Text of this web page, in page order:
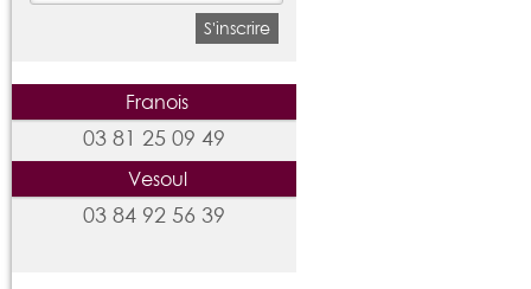
S'inscrire
Franois
03 81 25 09 49
Vesoul
03 84 92 56 39